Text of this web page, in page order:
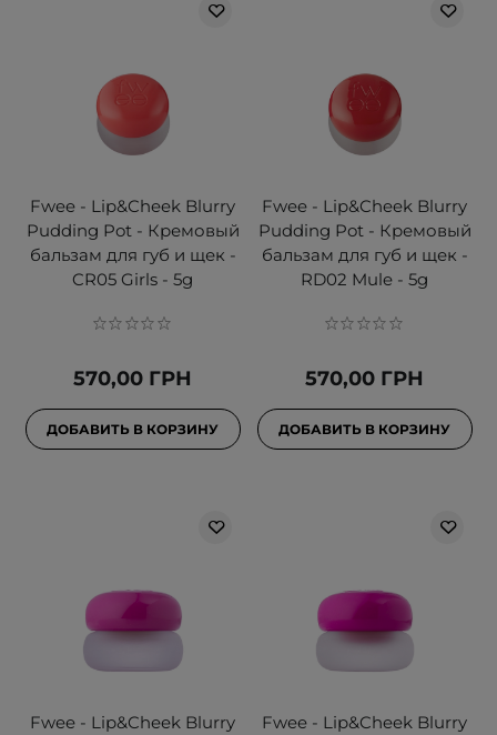
Fwee - Lip&Cheek Blurry
Pudding Pot - Кремовый
бальзам для губ и щек -
CR05 Girls - 5g
570,00 ГРН
ДОБАВИТЬ В КОРЗИНУ
Fwee - Lip&Cheek Blurry
Pudding Pot - Кремовый
бальзам для губ и щек -
RD02 Mule - 5g
570,00 ГРН
ДОБАВИТЬ В КОРЗИНУ
Fwee - Lip&Cheek Blurry
Fwee - Lip&Cheek Blurry